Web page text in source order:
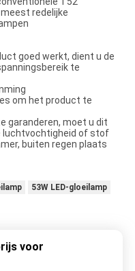
redelijke
goed werkt, dient u de
te
om het product te
garanderen, moet u dit
luchtvochtigheid of stof
buiten regen plaats
53W LED-gloeilamp
voor